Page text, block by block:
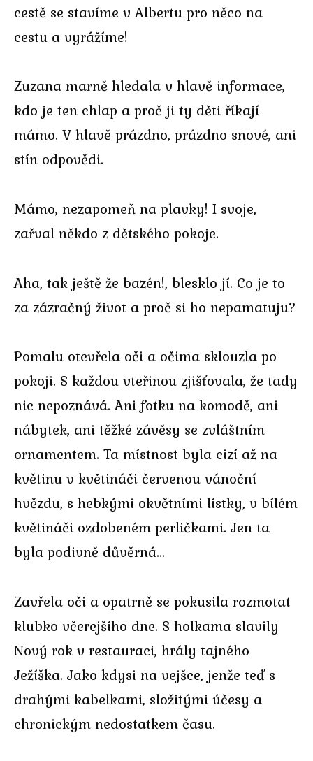
cestě se stavíme v Albertu pro něco na
cestu a vyrážíme!
Zuzana marně hledala v hlavě informace,
kdo je ten chlap a proč ji ty děti říkají
mámo. V hlavě prázdno, prázdno snové, ani
stín odpovědi.
Mámo, nezapomeň na plavky! I svoje,
zařval někdo z dětského pokoje.
Aha, tak ještě že bazén!, blesklo jí. Co je to
za zázračný život a proč si ho nepamatuju?
Pomalu otevřela oči a očima sklouzla po
pokoji. S každou vteřinou zjišťovala, že tady
nic nepoznává. Ani fotku na komodě, ani
nábytek, ani těžké závěsy se zvláštním
ornamentem. Ta místnost byla cizí až na
květinu v květináči červenou vánoční
hvězdu, s hebkými okvětními lístky, v bílém
květináči ozdobeném perličkami. Jen ta
byla podivně důvěrná…
Zavřela oči a opatrně se pokusila rozmotat
klubko včerejšího dne. S holkama slavily
Nový rok v restauraci, hrály tajného
Ježíška. Jako kdysi na vejšce, jenže teď s
drahými kabelkami, složitými účesy a
chronickým nedostatkem času.